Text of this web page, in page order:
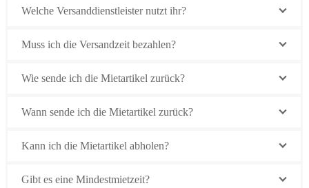
Welche Versanddienstleister nutzt ihr?
Muss ich die Versandzeit bezahlen?
Wie sende ich die Mietartikel zurück?
Wann sende ich die Mietartikel zurück?
Kann ich die Mietartikel abholen?
Gibt es eine Mindestmietzeit?